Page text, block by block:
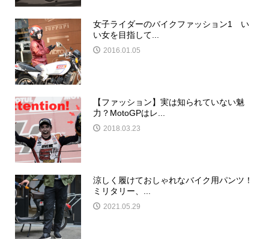
女子ライダーのバイクファッション1 い
い女を目指して...
2016.01.05
【ファッション】実は知られていない魅
力？MotoGPはレ...
2018.03.23
涼しく履けておしゃれなバイク用パンツ！
ミリタリー、...
2021.05.29